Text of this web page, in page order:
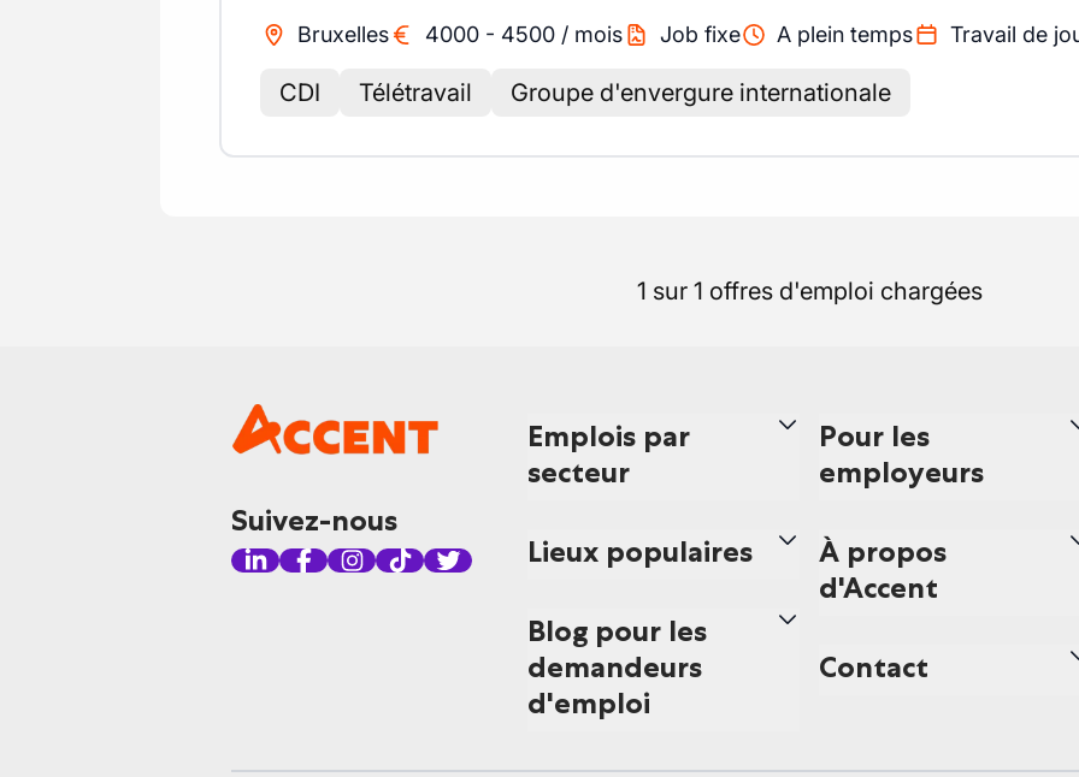
Bruxelles 4000 - 4500 / mois Job fixe A plein temps Travail de
CDI Télétravail Groupe d'envergure internationale
1 sur 1 offres d'emploi chargées
Suivez-nous
Emplois par
secteur
Lieux populaires
Blog pour les
demandeurs
d'emploi
Pour les
employeurs
À propos
d'Accent
Contact